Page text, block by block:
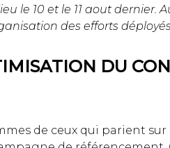
le 10 et le 11 aout dernier.
des efforts
DU
de ceux qui parient